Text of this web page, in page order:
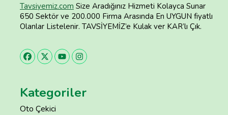
Tavsiyemiz.com Size Aradığınız Hizmeti Kolayca Sunar
650 Sektör ve 200.000 Firma Arasında En UYGUN fiyatlı
Olanlar Listelenir. TAVSİYEMİZ’e Kulak ver KAR’lı Çık.
Kategoriler
Oto Çekici